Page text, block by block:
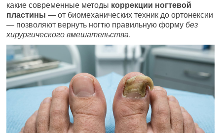
какие современные методы коррекции ногтевой
пластины — от биомеханических техник до ортонексии
— позволяют вернуть ногтю правильную формубез
хирургического вмешательства.